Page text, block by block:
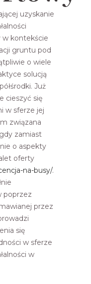
uzyskanie
w kontekście
gruntu pod
o wiele
solucją
Już
cieszyć się
w sferze jej
związana
zamiast
o aspekty
oferty
na-busy/.
poprzez
przez
się
w sferze
w